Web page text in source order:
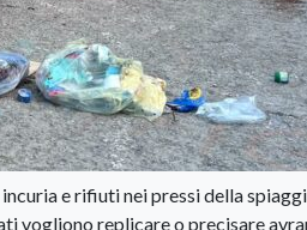
e rifiuti nei pressi della
vogliono replicare o precisare